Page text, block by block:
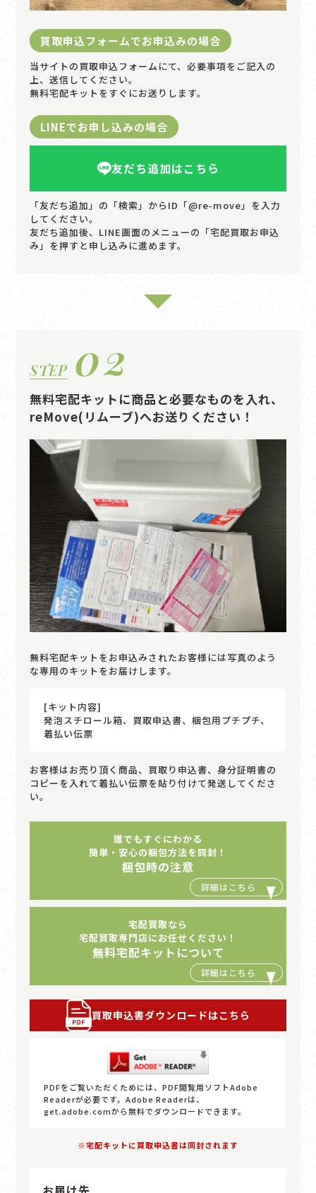
買取申込フォームでお申込みの場合
当サイトの買取申込フォームにて、必要事項をご記入の
上、送信してください。
無料宅配キットをすぐにお送りします。
LINEでお申し込みの場合
友だち追加はこちら
「友だち追加」の「検索」からID「@re-move」を入力
してください。
友だち追加後、LINE画面のメニューの「宅配買取お申込
み」を押すと申し込みに進めます。
STEP 02
無料宅配キットに商品と必要なものを入れ、
reMove(リムーブ)へお送りください！
無料宅配キットをお申込みされたお客様には写真のよう
な専用のキットをお届けします。
[キット内容]
発泡スチロール箱、買取申込書、梱包用プチプチ、
着払い伝票
お客様はお売り頂く商品、買取り申込書、身分証明書の
コピーを入れて着払い伝票を貼り付けて発送してくださ
い。
誰でもすぐにわかる
簡単・安心の梱包方法を同封！
梱包時の注意
宅配買取なら
宅配買取専門店にお任せください！
無料宅配キットについて
買取申込書ダウンロードはこちら
PDFをご覧いただくためには、PDF閲覧用ソフトAdobe
Readerが必要です。Adobe Readerは、
get.adobe.comから無料でダウンロードできます。
※宅配キットに買取申込書は同封されます